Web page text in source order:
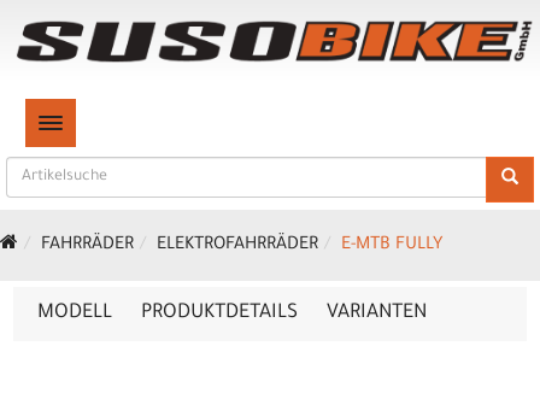
TOGGLE NAVIGATION
FAHRRÄDER ELEKTROFAHRRÄDER E-MTB FULLY
MODELL PRODUKTDETAILS VARIANTEN